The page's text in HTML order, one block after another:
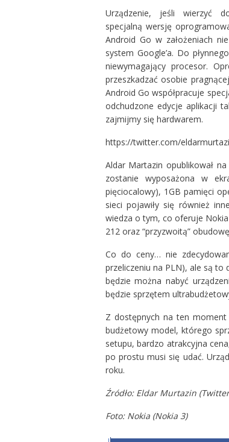
Urządzenie, jeśli wierzyć
specjalną wersję
Android Go w założeniach
system Google’a. Do
niewymagający procesor.
przeszkadzać osobie
Android Go współpracuje
odchudzone edycje aplikacji
zajmijmy się hardwarem.
https://twitter.com/
Aldar Martazin opublikował
zostanie wyposażona w
pięciocalowy), 1GB pamięci
sieci pojawiły się również
wiedza o tym, co oferuje
212 oraz “przyzwoitą”
Co do ceny… nie
przeliczeniu na PLN), ale są to
będzie można nabyć
będzie sprzętem
Z dostępnych na ten
budżetowy model, którego
setupu, bardzo atrakcyjna
po prostu musi się udać.
roku.
Źródło: Eldar Murtazin
Foto: Nokia (Nokia 3)